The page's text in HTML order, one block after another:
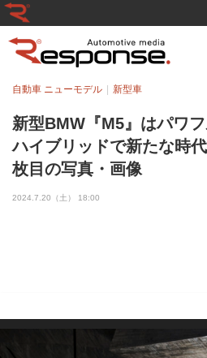
新型BMW『M5』はパワ
ハイブリッドで新たな時
枚目の写真・画像
自動車 ニューモデル 新型車
2024.7.20（土） 18:00